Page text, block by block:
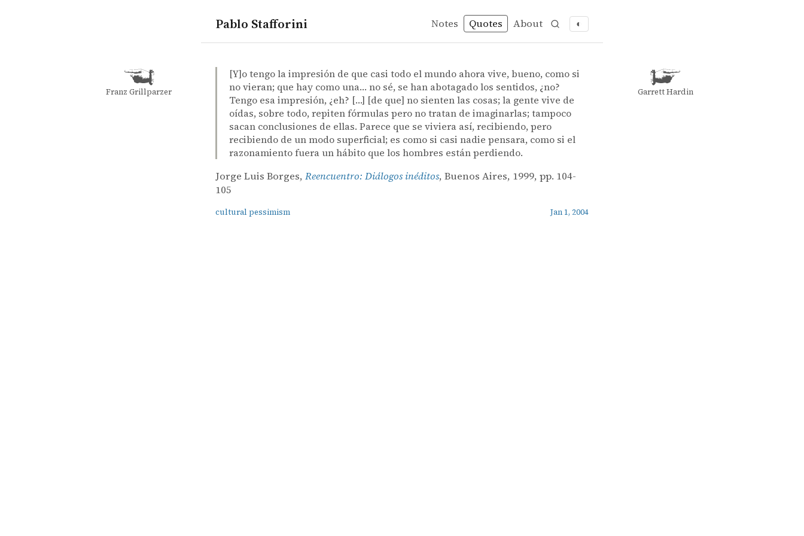
Pablo Stafforini Notes Quotes About ◐
quotes
cultural pessimism
Jorge Luis Borges – Reencuentro: Diálogos inéditos
Jorge Luis Borges
Reencuentro: Diálogos inéditos
book[Y]o tengo la impresión de que casi todo el mundo ahora vive, bueno, como si
no vieran; que hay como una… no sé, se han abotagado los sentidos, ¿no?
Tengo esa impresión, ¿eh? […] [de que] no sienten las cosas; la gente vive de
oídas, sobre todo, repiten fórmulas pero no tratan de imaginarlas; tampoco
sacan conclusiones de ellas. Parece que se viviera así, recibiendo, pero
recibiendo de un modo superficial; es como si casi nadie pensara, como si el
razonamiento fuera un hábito que los hombres están perdiendo.
Jorge Luis Borges, Reencuentro: Diálogos inéditos, Buenos Aires, 1999, pp. 104-
105
cultural pessimism Jan 1, 2004
Franz Grillparzer Garrett Hardin